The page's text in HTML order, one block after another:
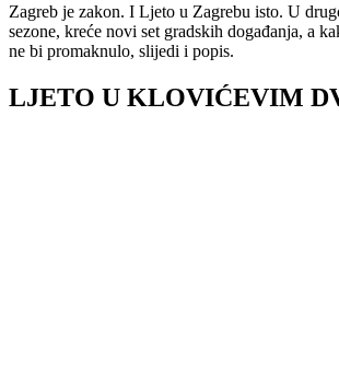
Zagreb je zakon. I Ljeto u Zagrebu isto. U
sezone, kreće novi set gradskih događanja, a
ne bi promaknulo, slijedi i popis.
LJETO U KLOVIĆEVIM